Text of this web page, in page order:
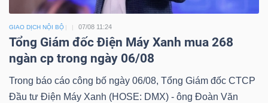
GIAO DỊCH NỘI BỘ 07/08 11:24
Tổng Giám đốc Điện Máy Xanh mua 268
ngàn cp trong ngày 06/08
Trong báo cáo công bố ngày 06/08, Tổng Giám đốc CTCP
Đầu tư Điện Máy Xanh (HOSE: DMX) - ông Đoàn Văn